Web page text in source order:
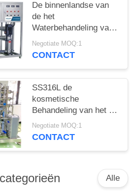
De binnenlandse van
de het
Waterbehandeling van
SS316L 0.5T RO van
het Materiaalro
Negotiate MOQ:1
CONTACT
SS316L de
kosmetische
Behandeling van het de
Omgekeerde
Osmosewater van het
Negotiate MOQ:1
CONTACT
Alle